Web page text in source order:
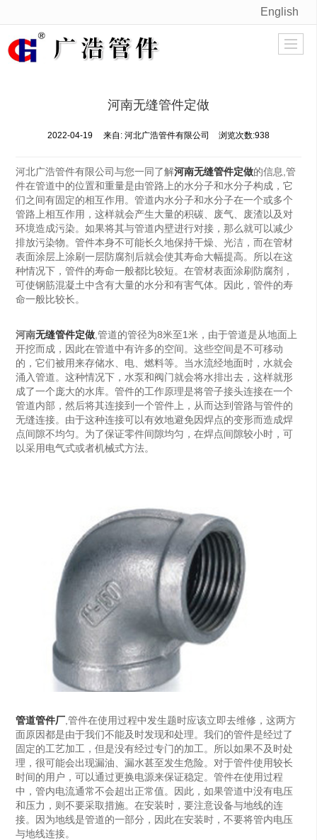
很遗憾，因您的浏览器版本过低导致无法获得最佳浏览体验，推荐下载安装谷歌浏览器！
English
河南无缝管件定做
2022-04-19 来自: 河北广浩管件有限公司 浏览次数:938
河北广浩管件有限公司与您一同了解河南无缝管件定做的信息,管
件在管道中的位置和重量是由管路上的水分子和水分子构成，它
们之间有固定的相互作用。管道内水分子和水分子在一个或多个
管路上相互作用，这样就会产生大量的积碳、废气、废渣以及对
环境造成污染。如果将其与管道内壁进行对接，那么就可以减少
排放污染物。管件本身不可能长久地保持干燥、光洁，而在管材
表面涂层上涂刷一层防腐剂后就会使其寿命大幅提高。所以在这
种情况下，管件的寿命一般都比较短。在管材表面涂刷防腐剂，
可使钢筋混凝土中含有大量的水分和有害气体。因此，管件的寿
命一般比较长。
河南无缝管件定做,管道的管径为8米至1米，由于管道是从地面上
开挖而成，因此在管道中有许多的空间。这些空间是不可移动
的，它们被用来存储水、电、燃料等。当水流经地面时，水就会
涌入管道。这种情况下，水泵和阀门就会将水排出去，这样就形
成了一个庞大的水库。管件的工作原理是将管子接头连接在一个
管道内部，然后将其连接到一个管件上，从而达到管路与管件的
无缝连接。由于这种连接可以有效地避免因焊点的变形而造成焊
点间隙不均匀。为了保证零件间隙均匀，在焊点间隙较小时，可
以采用电气式或者机械式方法。
管道管件厂,管件在使用过程中发生题时应该立即去维修，这两方
面原因都是由于我们不能及时发现和处理。我们的管件是经过了
固定的工艺加工，但是没有经过专门的加工。所以如果不及时处
理，很可能会出现漏油、漏水甚至发生危险。对于管件使用较长
时间的用户，可以通过更换电源来保证稳定。管件在使用过程
中，管内电流通常不会超出正常值。因此，如果管道中没有电压
和压力，则不要采取措施。在安装时，要注意设备与地线的连
接。因为地线是管道的一部分，因此在安装时，不要将管内电压
与地线连接。